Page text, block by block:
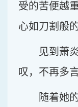
受的苦便越
心如刀割般
见到萧
叹，不再多言
随着她